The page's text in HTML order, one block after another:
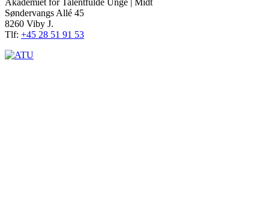
Søndervangs Allé 45
8260 Viby J.
Tlf: +45 28 51 91 53